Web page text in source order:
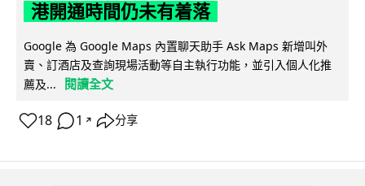
港開通時間仍未有着落
Google 為 Google Maps 內置聊天助手 Ask Maps 新增叫外
賣、訂酒店及查詢現場活動等自主執行功能，並引入個人化推
薦及...
閱讀全文
18 1 ↗ 分享